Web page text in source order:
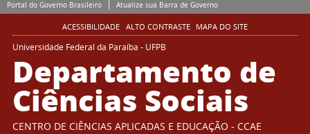
Portal do Governo Brasileiro Atualize sua Barra de Governo
ACESSIBILIDADE ALTO CONTRASTE MAPA DO SITE
Universidade Federal da Paraíba - UFPB
Departamento de
Ciências Sociais
CENTRO DE CIÊNCIAS APLICADAS E EDUCAÇÃO - CCAE